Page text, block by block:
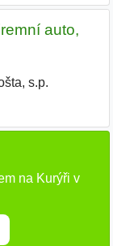
auto,
s.p.
na Kurýři v